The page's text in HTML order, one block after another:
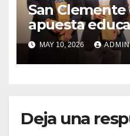
San
apuesta
lanzamiento
MAY 10, 2026 ADMIN
Deja una